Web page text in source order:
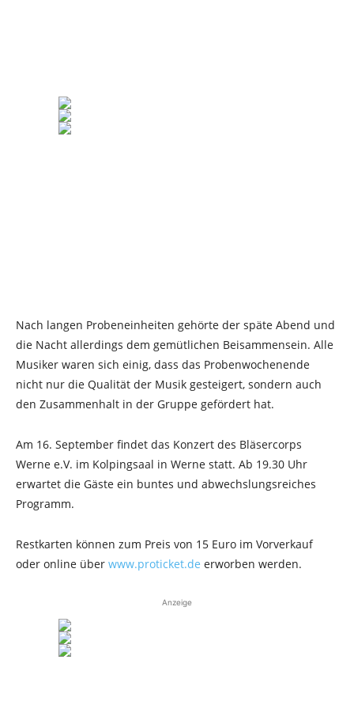
Nach langen Probeneinheiten gehörte der späte Abend und
die Nacht allerdings dem gemütlichen Beisammensein. Alle
Musiker waren sich einig, dass das Probenwochenende
nicht nur die Qualität der Musik gesteigert, sondern auch
den Zusammenhalt in der Gruppe gefördert hat.
Am 16. September findet das Konzert des Bläsercorps
Werne e.V. im Kolpingsaal in Werne statt. Ab 19.30 Uhr
erwartet die Gäste ein buntes und abwechslungsreiches
Programm.
Restkarten können zum Preis von 15 Euro im Vorverkauf
oder online über www.proticket.de erworben werden.
Anzeige